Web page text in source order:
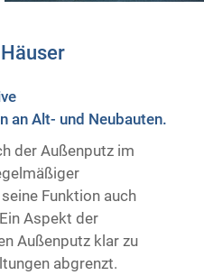
an Alt- und Neubauten.
der Außenputz im
Funktion auch
Aspekt der
Außenputz klar zu
abgrenzt.